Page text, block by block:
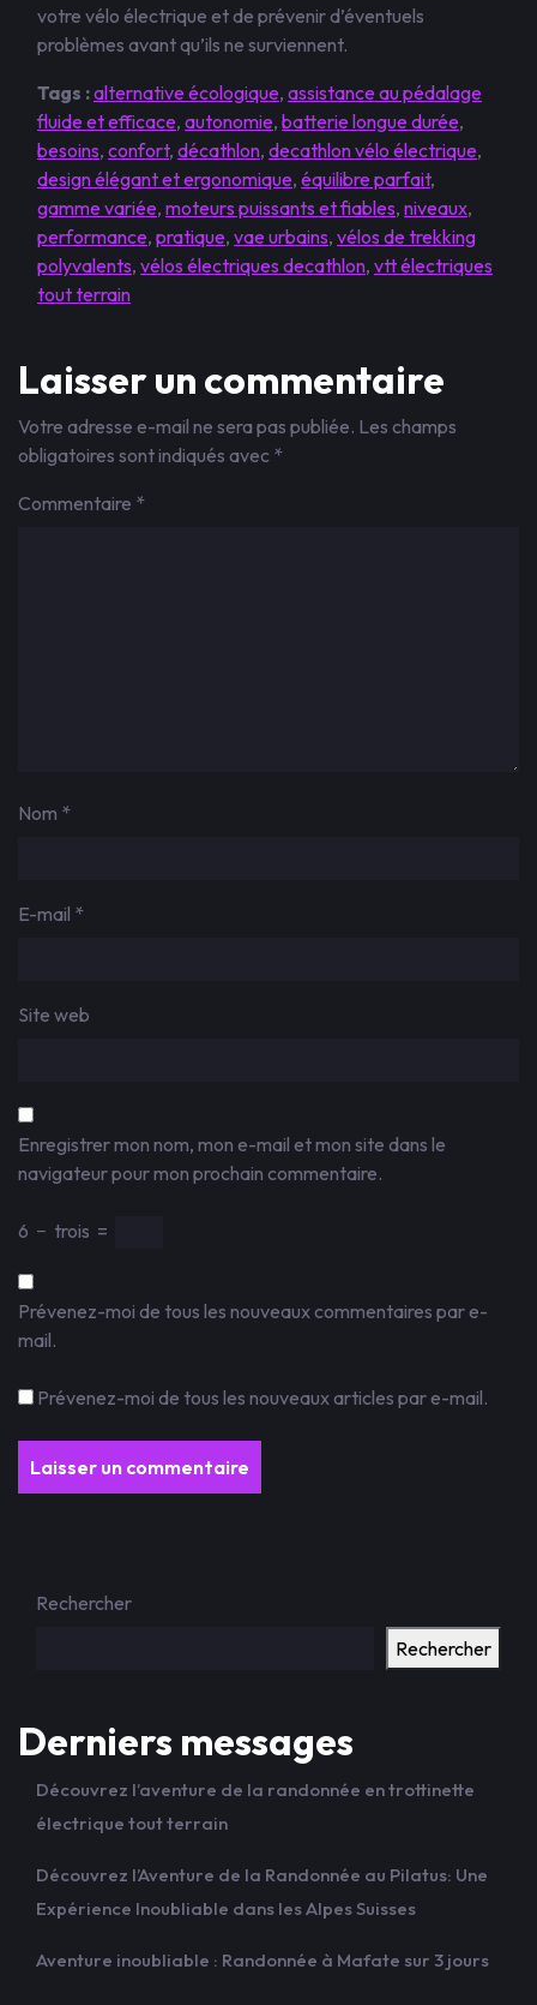
votre vélo électrique et de prévenir d’éventuels
problèmes avant qu’ils ne surviennent.
Tags :alternative écologique, assistance au pédalage
fluide et efficace, autonomie, batterie longue durée,
besoins, confort, décathlon, decathlon vélo électrique,
design élégant et ergonomique, équilibre parfait,
gamme variée, moteurs puissants et fiables, niveaux,
performance, pratique, vae urbains, vélos de trekking
polyvalents, vélos électriques decathlon, vtt électriques
tout terrain
Laisser un commentaire
Votre adresse e-mail ne sera pas publiée. Les champs
obligatoires sont indiqués avec *
Commentaire *
Nom *
E-mail *
Site web
Enregistrer mon nom, mon e-mail et mon site dans le
navigateur pour mon prochain commentaire.
6 − trois =
Prévenez-moi de tous les nouveaux commentaires par e-
mail.
Prévenez-moi de tous les nouveaux articles par e-mail.
Rechercher
Rechercher
Derniers messages
Découvrez l’aventure de la randonnée en trottinette
électrique tout terrain
Découvrez l’Aventure de la Randonnée au Pilatus: Une
Expérience Inoubliable dans les Alpes Suisses
Aventure inoubliable : Randonnée à Mafate sur 3 jours